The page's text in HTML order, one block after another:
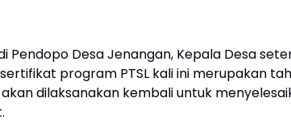
Pendopo Desa Jenangan, Kepala Desa
program PTSL kali ini merupakan
dilaksanakan kembali untuk